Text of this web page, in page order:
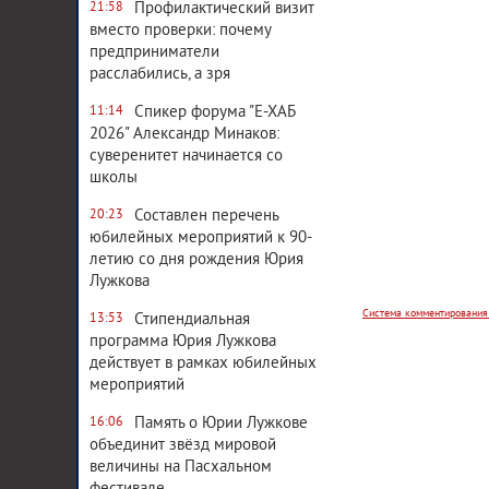
21:58
Профилактический визит
вместо проверки: почему
предприниматели
расслабились, а зря
11:14
Спикер форума "Е-ХАБ
2026" Александр Минаков:
суверенитет начинается со
школы
20:23
Составлен перечень
юбилейных мероприятий к 90-
летию со дня рождения Юрия
Лужкова
13:53
Стипендиальная
программа Юрия Лужкова
действует в рамках юбилейных
мероприятий
16:06
Память о Юрии Лужкове
объединит звёзд мировой
величины на Пасхальном